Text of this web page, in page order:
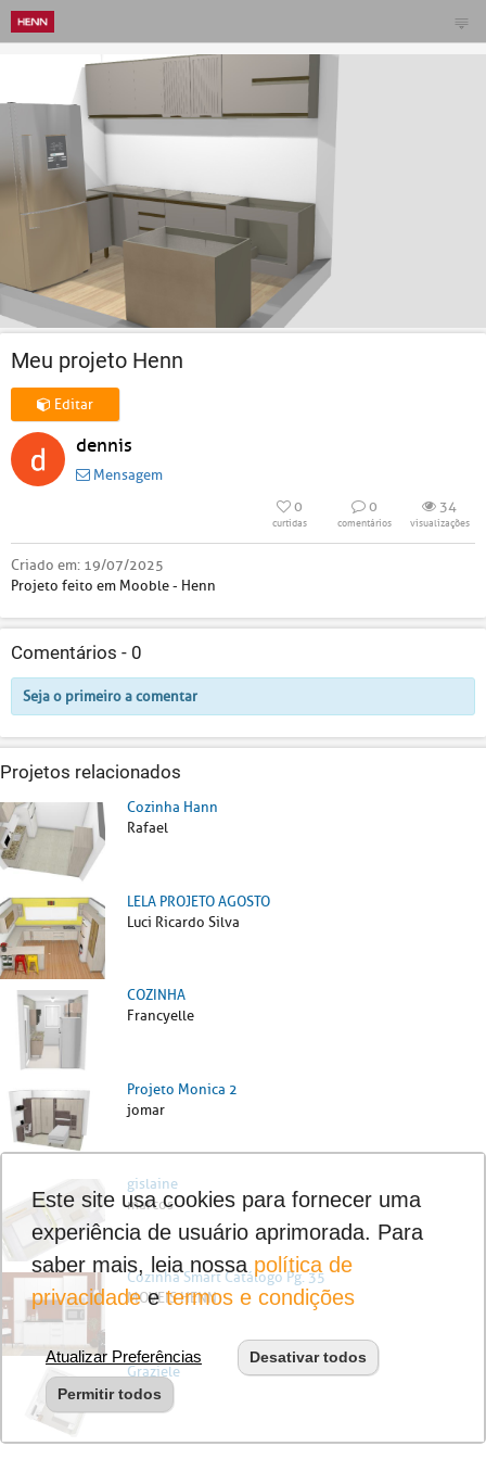
Meu projeto Henn
Editar
dennis
Mensagem
0
curtidas
0
comentários
34
visualizações
Criado em: 19/07/2025
Projeto feito em Mooble - Henn
Comentários - 0
Seja o primeiro a comentar
Projetos relacionados
Cozinha Hann
Rafael
LELA PROJETO AGOSTO
Luci Ricardo Silva
COZINHA
Francyelle
Projeto Monica 2
jomar
gislaine
marcos
Cozinha Smart Catálogo Pg. 35
MOVEIS HENN
Graziele
center
Este site usa cookies para fornecer uma
experiência de usuário aprimorada. Para
saber mais, leia nossa política de
privacidadeetermos e condições
Atualizar Preferências Desativar todos
Permitir todos